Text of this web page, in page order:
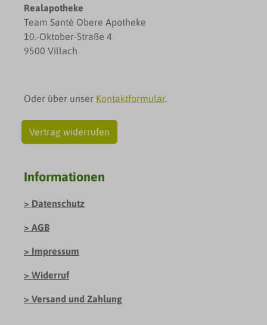
Realapotheke
Team Santé Obere Apotheke
10.-Oktober-Straße 4
9500 Villach
Oder über unser Kontaktformular.
Vertrag widerrufen
Informationen
Datenschutz
AGB
Impressum
Widerruf
Versand und Zahlung